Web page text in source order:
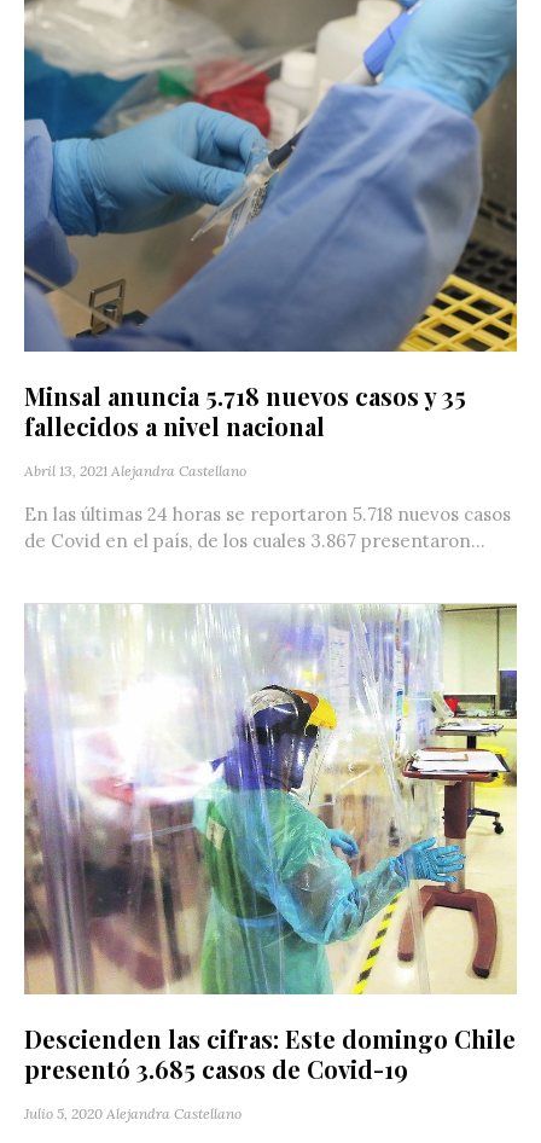
Minsal anuncia 5.718 nuevos casos y 35
fallecidos a nivel nacional
Abril 13, 2021 Alejandra Castellano
En las últimas 24 horas se reportaron 5.718 nuevos casos
de Covid en el país, de los cuales 3.867 presentaron...
Descienden las cifras: Este domingo Chile
presentó 3.685 casos de Covid-19
Julio 5, 2020 Alejandra Castellano